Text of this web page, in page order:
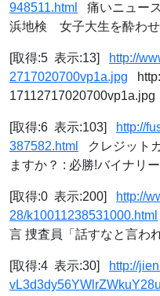
948511.html
痛いニュー
浜地検 女子大生を酔わ
[取得:5 表示:13]
http://
2717020700vp1a.jpg
17112717020700vp1a.jpg
[取得:6 表示:103]
http://
387582.html
クレジット
ますか？ : 必勝!バイナリ
[取得:0 表示:200]
http://
28/k10011238531000.html
言 捜査員「話すなと言わ
[取得:4 表示:30]
http://